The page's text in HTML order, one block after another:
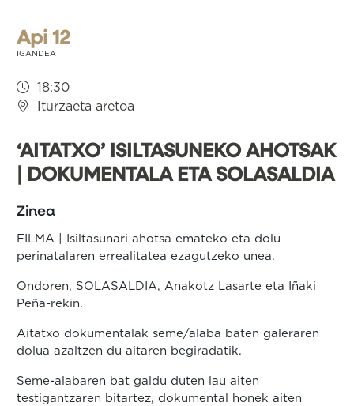
Api 12
IGANDEA
18:30
Iturzaeta aretoa
‘AITATXO’ ISILTASUNEKO AHOTSAK
| DOKUMENTALA ETA SOLASALDIA
Zinea
FILMA | Isiltasunari ahotsa emateko eta dolu
perinatalaren errealitatea ezagutzeko unea.
Ondoren, SOLASALDIA, Anakotz Lasarte eta Iñaki
Peña-rekin.
Aitatxo dokumentalak seme/alaba baten galeraren
dolua azaltzen du aitaren begiradatik.
Seme-alabaren bat galdu duten lau aiten
testigantzaren bitartez, dokumental honek aiten